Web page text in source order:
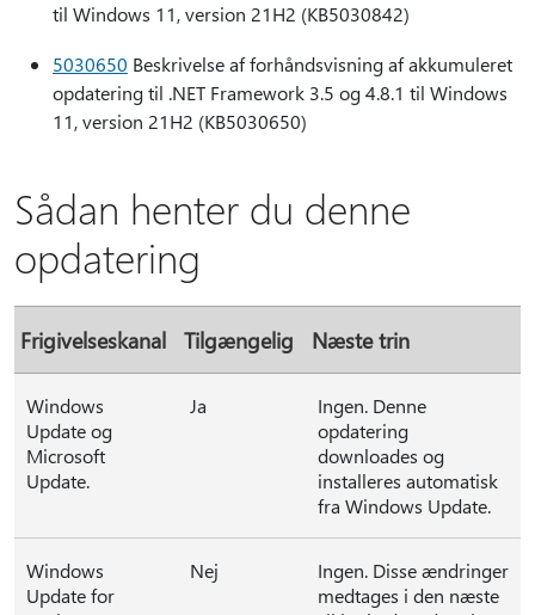
til Windows 11, version 21H2 (KB5030842)
5030650 Beskrivelse af forhåndsvisning af akkumuleret
opdatering til .NET Framework 3.5 og 4.8.1 til Windows
11, version 21H2 (KB5030650)
Sådan henter du denne
opdatering
Frigivelseskanal Tilgængelig Næste trin
Windows
Update og
Microsoft
Update.
Ja
Ingen. Denne
opdatering
downloades og
installeres automatisk
fra Windows Update.
Windows
Update for
Nej
Ingen. Disse ændringer
medtages i den næste